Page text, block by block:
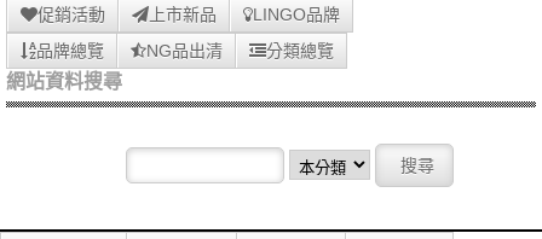
促銷活動 上市新品
LINGO品牌
品牌總覽
NG品出清 分類總覽
網站資料搜尋